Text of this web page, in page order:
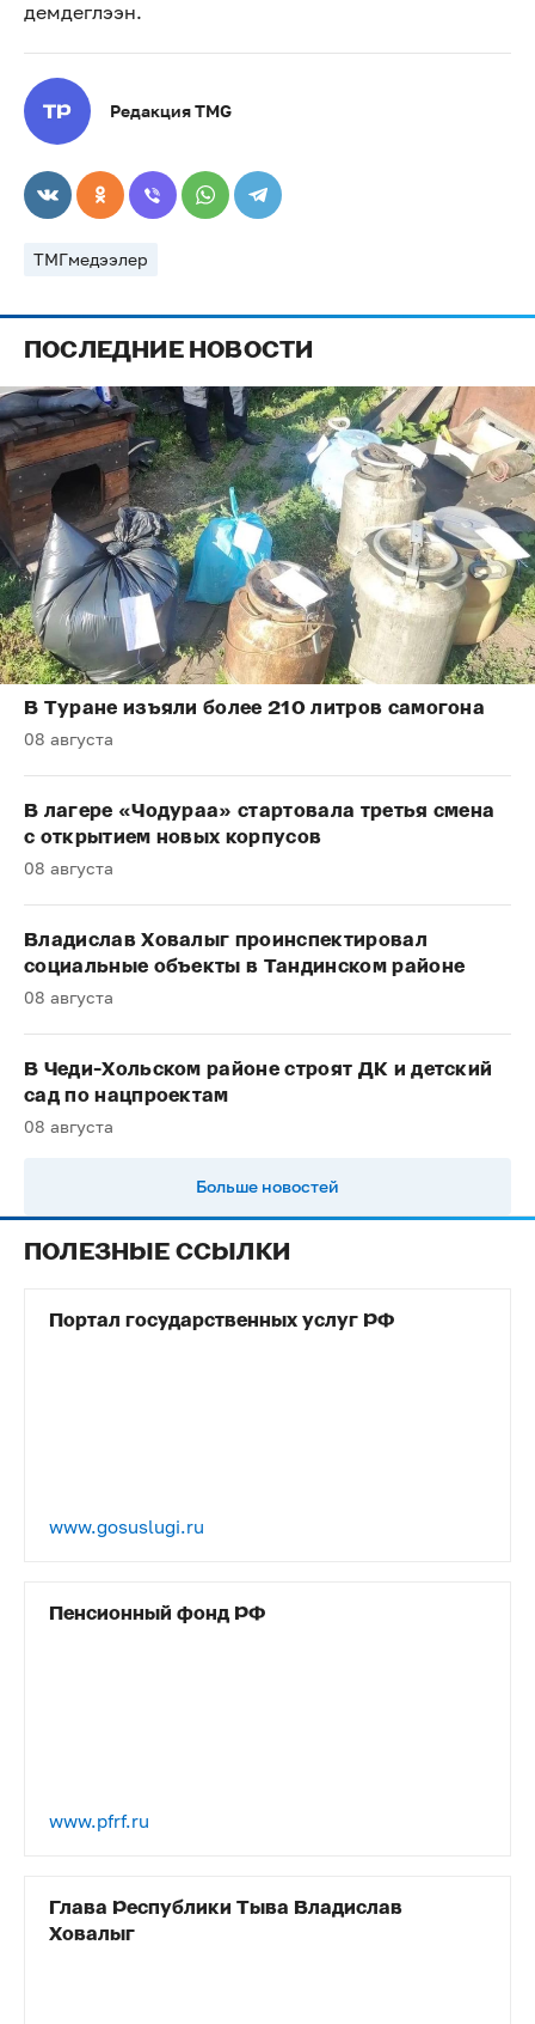
демдеглээн.
Редакция TMG
ТМГмедээлер
ПОСЛЕДНИЕ НОВОСТИ
В Туране изъяли более 210 литров самогона
08 августа
В лагере «Чодураа» стартовала третья смена
с открытием новых корпусов
08 августа
Владислав Ховалыг проинспектировал
социальные объекты в Тандинском районе
08 августа
В Чеди-Хольском районе строят ДК и детский
сад по нацпроектам
08 августа
Больше новостей
ПОЛЕЗНЫЕ ССЫЛКИ
Портал государственных услуг РФ
www.gosuslugi.ru
Пенсионный фонд РФ
www.pfrf.ru
Глава Республики Тыва Владислав
Ховалыг